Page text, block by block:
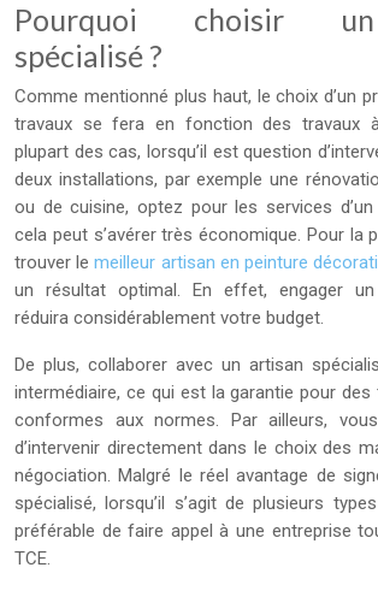
Pourquoi choisir
spécialisé ?
Comme mentionné plus haut, le choix d’un
travaux se fera en fonction des travaux
plupart des cas, lorsqu’il est question
deux installations, par exemple une
ou de cuisine, optez pour les services d’un
cela peut s’avérer très économique. Pour la
trouver lemeilleur artisan en peinture
un résultat optimal. En effet, engager un
réduira considérablement votre budget.
De plus, collaborer avec un artisan
intermédiaire, ce qui est la garantie pour
conformes aux normes. Par ailleurs,
d’intervenir directement dans le choix des
négociation. Malgré le réel avantage de
spécialisé, lorsqu’il s’agit de plusieurs
préférable de faire appel à une entreprise
TCE.